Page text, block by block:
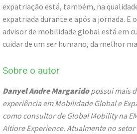
expatriação está, também, na
expatriada durante e após a jornada. E
advisor de mobilidade global está em
cuidar de um ser humano, da melhor
Sobre o autor
Danyel Andre Margaridopossui mais
experiência em Mobilidade Global e
como consultor de Global Mobility na
Altiore Experience. Atualmente no